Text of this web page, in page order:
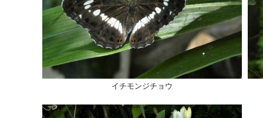
イチモンジチョウ